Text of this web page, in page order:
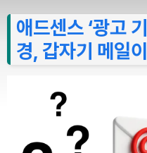
애드센스 ‘광고
경, 갑자기 메일